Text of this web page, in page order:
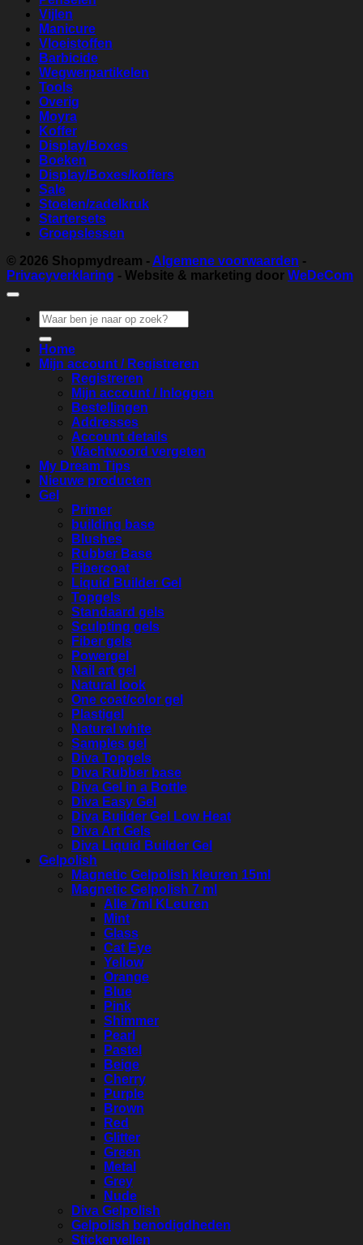
Vijlen
Manicure
Vloeistoffen
Barbicide
Wegwerpartikelen
Tools
Overig
Moyra
Koffer
Display/Boxes
Boeken
Display/Boxes/koffers
Sale
Stoelen/zadelkruk
Startersets
Groepslessen
© 2026 Shopmydream - Algemene voorwaarden -
Privacyverklaring - Website & marketing door WeDeCom
Zoeken
naar:
Home
Mijn account / Registreren
Registreren
Mijn account / Inloggen
Bestellingen
Addresses
Account details
Wachtwoord vergeten
My Dream Tips
Nieuwe producten
Gel
Primer
building base
Blushes
Rubber Base
Fibercoat
Liquid Builder Gel
Topgels
Standaard gels
Sculpting gels
Fiber gels
Powergel
Nail art gel
Natural look
One coat/color gel
Plastigel
Natural white
Samples gel
Diva Topgels
Diva Rubber base
Diva Gel in a Bottle
Diva Easy Gel
Diva Builder Gel Low Heat
Diva Art Gels
Diva Liquid Builder Gel
Gelpolish
Magnetic Gelpolish kleuren 15ml
Magnetic Gelpolish 7 ml
Alle 7ml KLeuren
Mint
Glass
Cat Eye
Yellow
Orange
Blue
Pink
Shimmer
Pearl
Pastel
Beige
Cherry
Purple
Brown
Red
Glitter
Green
Metal
Grey
Nude
Diva Gelpolish
Gelpolish benodigdheden
Stickervellen